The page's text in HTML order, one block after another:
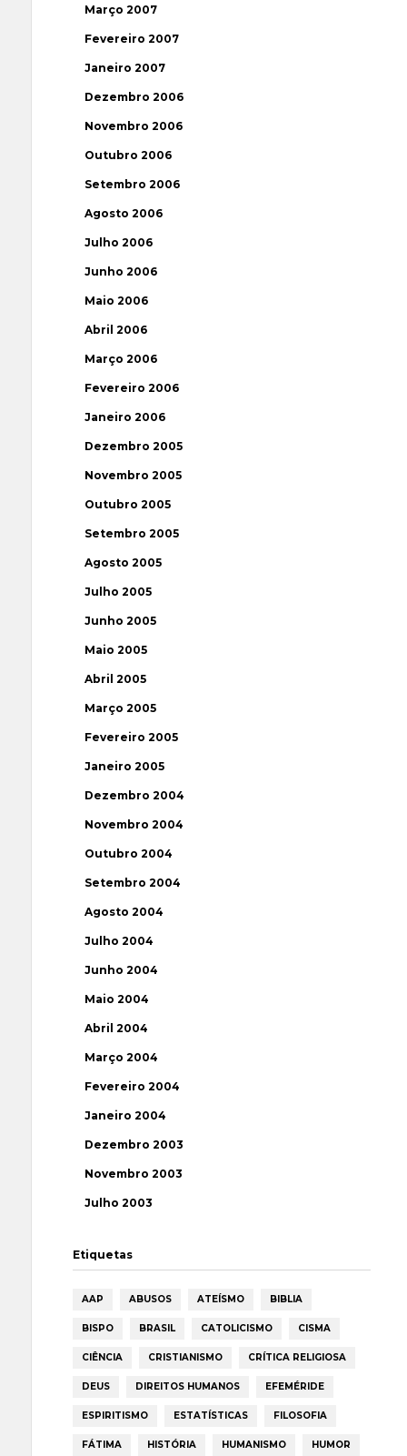
Março 2007
Fevereiro 2007
Janeiro 2007
Dezembro 2006
Novembro 2006
Outubro 2006
Setembro 2006
Agosto 2006
Julho 2006
Junho 2006
Maio 2006
Abril 2006
Março 2006
Fevereiro 2006
Janeiro 2006
Dezembro 2005
Novembro 2005
Outubro 2005
Setembro 2005
Agosto 2005
Julho 2005
Junho 2005
Maio 2005
Abril 2005
Março 2005
Fevereiro 2005
Janeiro 2005
Dezembro 2004
Novembro 2004
Outubro 2004
Setembro 2004
Agosto 2004
Julho 2004
Junho 2004
Maio 2004
Abril 2004
Março 2004
Fevereiro 2004
Janeiro 2004
Dezembro 2003
Novembro 2003
Julho 2003
Etiquetas
AAP ABUSOS ATEÍSMO BIBLIA
BISPO BRASIL CATOLICISMO CISMA
CIÊNCIA CRISTIANISMO CRÍTICA RELIGIOSA
DEUS DIREITOS HUMANOS EFEMÉRIDE
ESPIRITISMO ESTATÍSTICAS FILOSOFIA
FÁTIMA HISTÓRIA HUMANISMO HUMOR